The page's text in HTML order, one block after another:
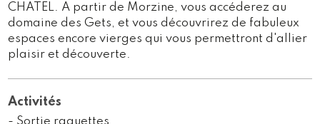
CHATEL. A partir de Morzine, vous accéderez au
domaine des Gets, et vous découvrirez de fabuleux
espaces encore vierges qui vous permettront d'allier
plaisir et découverte.
Activités
- Sortie raquettes